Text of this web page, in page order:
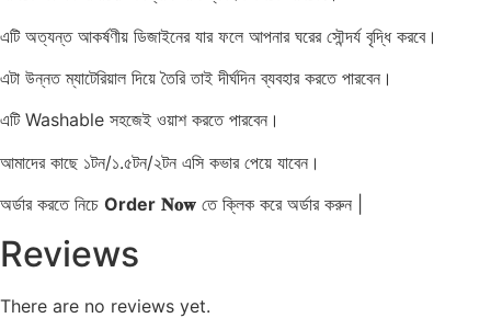
এটি অত্যন্ত আকর্ষণীয় ডিজাইনের যার ফলে আপনার ঘরের সৌন্দর্য বৃদ্ধি করবে।
এটা উন্নত ম্যাটেরিয়াল দিয়ে তৈরি তাই দীর্ঘদিন ব্যবহার করতে পারবেন।
এটি Washable সহজেই ওয়াশ করতে পারবেন।
আমাদের কাছে ১টন/১.৫টন/২টন এসি কভার পেয়ে যাবেন।
অর্ডার করতে নিচে Order 𝐍𝐨𝐰 তে ক্লিক করে অর্ডার করুন |
Reviews
There are no reviews yet.